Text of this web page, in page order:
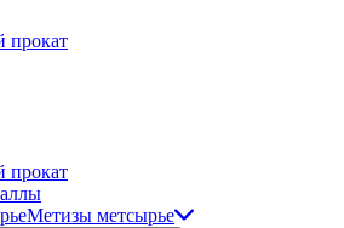
прокат
прокат
Метизы метсырье